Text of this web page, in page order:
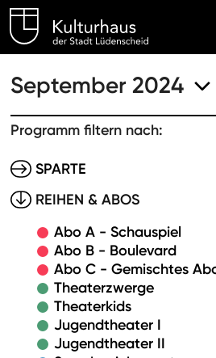
September 2024
Programm filtern nach:
SPARTE
REIHEN & ABOS
Abo A - Schauspiel
Abo B - Boulevard
Abo C - Gemischtes
Theaterzwerge
Theaterkids
Jugendtheater I
Jugendtheater II